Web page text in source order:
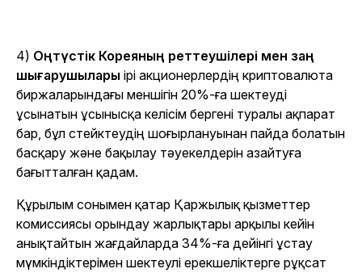
4) Оңтүстік Кореяның реттеушілері мен заң
шығарушылары ірі акционерлердің криптовалюта
биржаларындағы меншігін 20%-ға шектеуді
ұсынатын ұсынысқа келісім бергені туралы ақпарат
бар, бұл стейктеудің шоғырлануынан пайда болатын
басқару және бақылау тәуекелдерін азайтуға
бағытталған қадам.
Құрылым сонымен қатар Қаржылық қызметтер
комиссиясы орындау жарлықтары арқылы кейін
анықтайтын жағдайларда 34%-ға дейінгі ұстау
мүмкіндіктерімен шектеулі ерекшеліктерге рұқсат